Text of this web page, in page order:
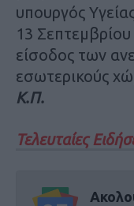
υπουργός
13
είσοδος των
εσωτερικούς
Κ.Π.
Τελευταίες